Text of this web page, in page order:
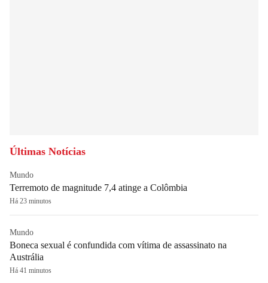
Últimas Notícias
Mundo
Terremoto de magnitude 7,4 atinge a Colômbia
Há 23 minutos
Mundo
Boneca sexual é confundida com vítima de assassinato na
Austrália
Há 41 minutos